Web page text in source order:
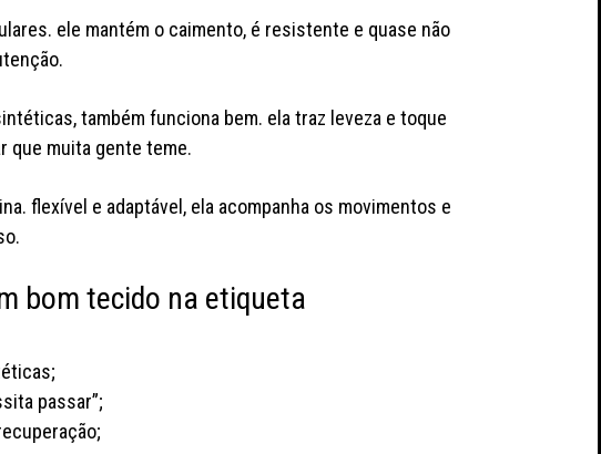
ele mantém o caimento, é resistente e quase não
também funciona bem. ela traz leveza e toque
que muita gente teme.
flexível e adaptável, ela acompanha os movimentos e
bom tecido na etiqueta
passar”;
a busca pelo look pfto de são
qual deles vc usaria sem pensar
gnt qual vc já quer apostar?